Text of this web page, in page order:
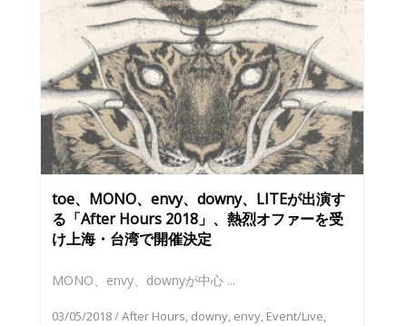
toe、MONO、envy、downy、LITEが出演す
る「After Hours 2018」、熱烈オファーを受
け上海・台湾で開催決定
MONO、envy、downyが中⼼ ...
03/05/2018/After Hours, downy, envy, Event/Live,